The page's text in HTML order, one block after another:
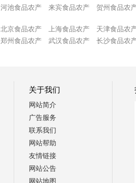
河池食品农产
来宾食品农产 贺州食品农
北京食品农产 上海食品农产 天津食品农
郑州食品农产
武汉食品农产 长沙食品农
关于我们
网站简介
广告服务
联系我们
网站帮助
友情链接
网站公告
网站地图